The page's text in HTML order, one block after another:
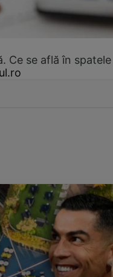
Ce se află în spatele